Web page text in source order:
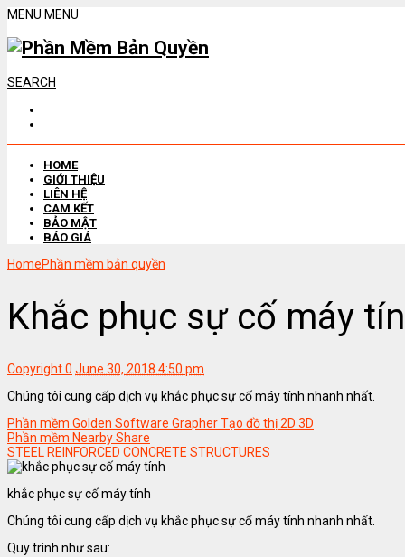
MENU MENU
SEARCH
HOME
GIỚI THIỆU
LIÊN HỆ
CAM KẾT
BẢO MẬT
BÁO GIÁ
HomePhần mềm bản quyền
Khắc phục sự cố máy
Copyright0 June 30, 2018 4:50 pm
Chúng tôi cung cấp dịch vụ khắc phục sự cố máy tính nhanh nhất.
Phần mềm Golden Software Grapher Tạo đồ thị 2D 3D
Phần mềm Nearby Share
STEEL REINFORCED CONCRETE STRUCTURES
khắc phục sự cố máy tính
Chúng tôi cung cấp dịch vụ khắc phục sự cố máy tính nhanh nhất.
Quy trình như sau: